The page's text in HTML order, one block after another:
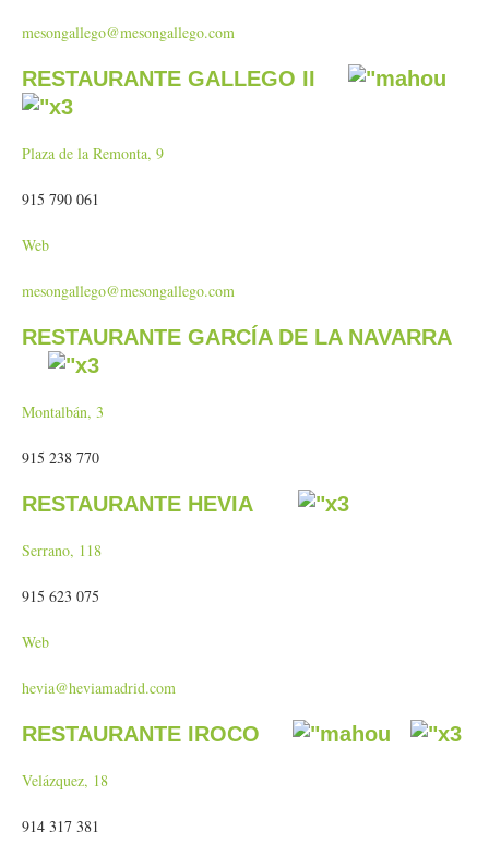
mesongallego@mesongallego.com
RESTAURANTE GALLEGO II
Plaza de la Remonta, 9
915 790 061
Web
mesongallego@mesongallego.com
RESTAURANTE GARCÍA DE LA NAVARRA
Montalbán, 3
915 238 770
RESTAURANTE HEVIA
Serrano, 118
915 623 075
Web
hevia@heviamadrid.com
RESTAURANTE IROCO
Velázquez, 18
914 317 381